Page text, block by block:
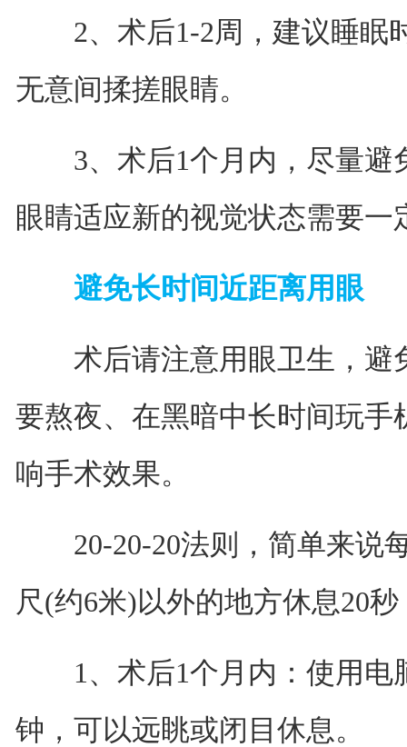
2、术后1-2周，建议睡眠
无意间揉搓眼睛。
3、术后1个月内，尽量避
眼睛适应新的视觉状态需要一
避免长时间近距离用眼
术后请注意用眼卫生，避
要熬夜、在黑暗中长时间玩
响手术效果。
20-20-20法则，简单来说
尺(约6米)以外的地方休息20
1、术后1个月内：使用电
钟，可以远眺或闭目休息。